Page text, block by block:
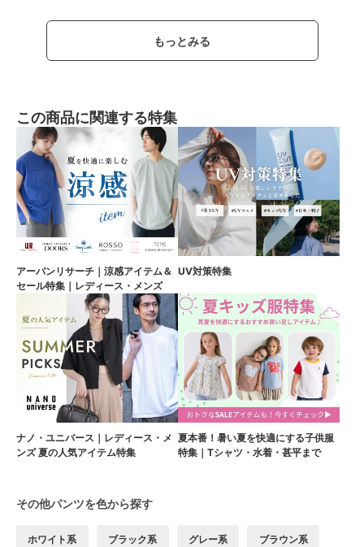
もっとみる
この商品に関連する特集
アーバンリサーチ｜涼感アイテム＆
セール特集｜レディース・メンズ
UV対策特集
ナノ・ユニバース｜レディース・メ
ンズ 夏の人気アイテム特集
夏本番！暑い夏を快適にする子供服
特集｜Tシャツ・水着・甚平まで
その他パンツを色から探す
ホワイト系 ブラック系 グレー系 ブラウン系